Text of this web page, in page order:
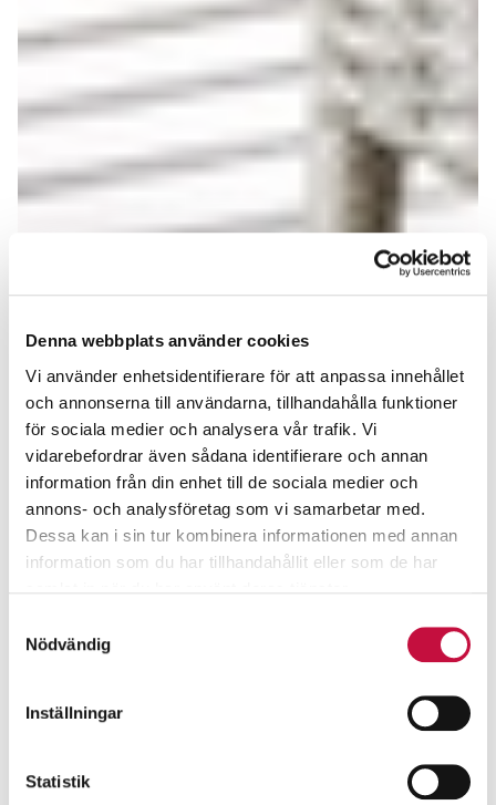
Denna webbplats använder cookies
Vi använder enhetsidentifierare för att anpassa innehållet
och annonserna till användarna, tillhandahålla funktioner
för sociala medier och analysera vår trafik. Vi
vidarebefordrar även sådana identifierare och annan
information från din enhet till de sociala medier och
annons- och analysföretag som vi samarbetar med.
Dessa kan i sin tur kombinera informationen med annan
information som du har tillhandahållit eller som de har
Nödvändig
Inställningar
Statistik